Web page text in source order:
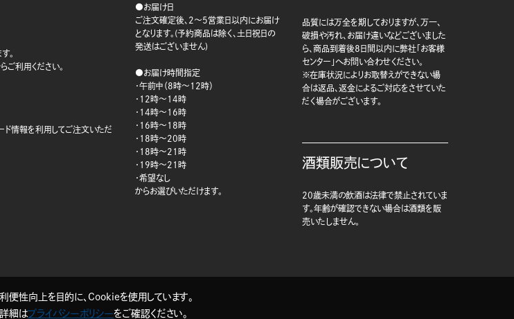
。
ご利用ください。
情報を利用してご注文いただ
●お届け日
ご注文確定後、2～5営業日以内にお届け
となります。(予約商品は除く、土日祝日の
発送はございません)
●お届け時間指定
・午前中（8時～12時）
・12時～14時
・14時～16時
・16時～18時
・18時～20時
・18時～21時
・19時～21時
・希望なし
からお選びいただけます。
品質には万全を期しておりますが、万一、
破損や汚れ、お届け違いなどございました
ら、商品到着後8日間以内に弊社「お客様
センター」へお問い合わせください。
※在庫状況によりお取替えができない場
合は返品、返金によるご対応をさせていた
だく場合がございます。
酒類販売について
20歳未満の飲酒は法律で禁止されていま
す。年齢が確認できない場合は酒類を販
売いたしません。
利便性向上を目的に、Cookieを使用しています。
細はプライバシーポリシーをご確認ください。